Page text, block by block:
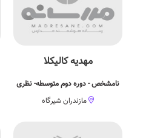
مهدیه کالیکلا
نامشخص - دوره دوم متوسطه- نظری
مازندران شیرگاه